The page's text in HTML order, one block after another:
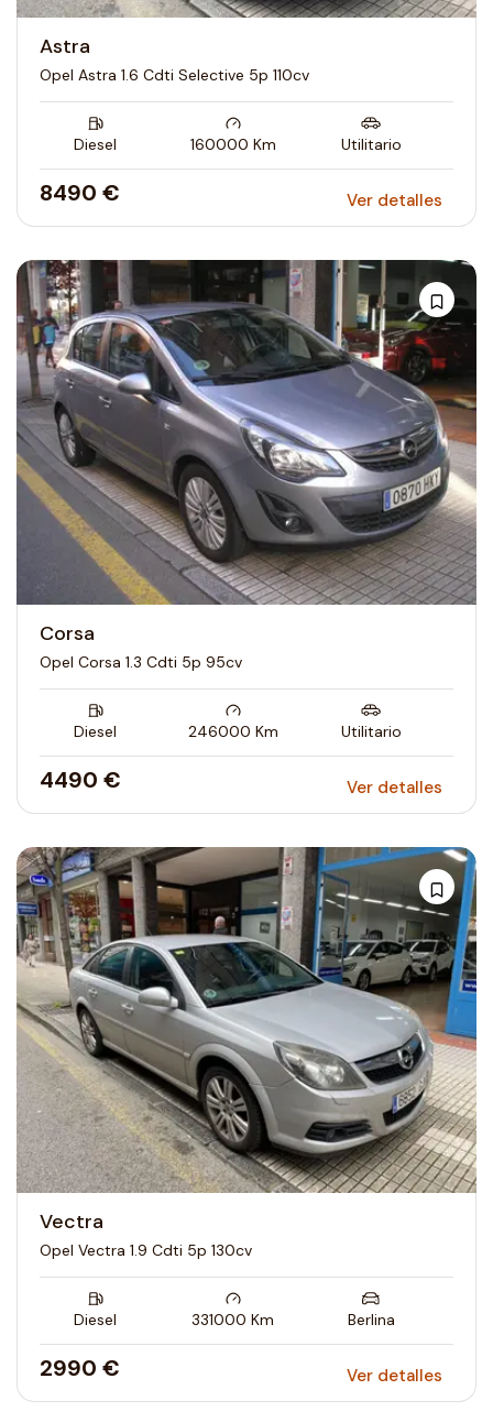
Astra
Opel Astra 1.6 Cdti Selective 5p 110cv
Diesel 160000 Km Utilitario
8490 € Ver detalles
Corsa
Opel Corsa 1.3 Cdti 5p 95cv
Diesel 246000 Km Utilitario
4490 € Ver detalles
Vectra
Opel Vectra 1.9 Cdti 5p 130cv
Diesel 331000 Km Berlina
2990 € Ver detalles